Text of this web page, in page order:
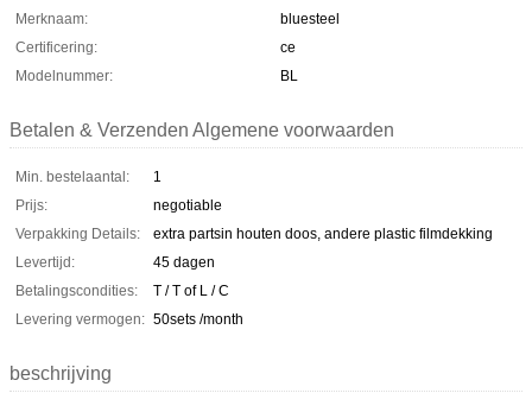
Merknaam:
bluesteel
Certificering:
ce
Modelnummer:
BL
Betalen & Verzenden Algemene voorwaarden
Min. bestelaantal:
1
Prijs:
negotiable
Verpakking Details:
extra partsin houten doos, andere plastic filmdekking
Levertijd:
45 dagen
Betalingscondities:
T / T of L / C
Levering vermogen: 50sets /month
beschrijving